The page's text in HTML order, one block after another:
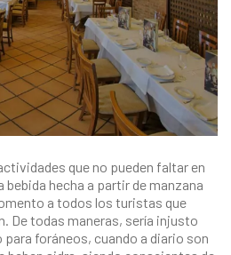
que no pueden faltar en
hecha a partir de manzana
a todos los turistas que
De todas maneras, sería injusto
foráneos, cuando a diario son